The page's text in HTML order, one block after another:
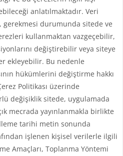
anlatılmaktadır. Veri
durumunda sitede ve
kullanmaktan vazgeçebilir,
değiştirebilir veya siteye
ekleyebilir. Bu nedenle
hükümlerini değiştirme hakkı
Politikası üzerinde
değişiklik sitede, uygulamada
mecrada yayınlanmakla birlikte
tarihi metin sonunda
işlenen kişisel verilerle ilgili
Amaçları, Toplanma Yöntemi